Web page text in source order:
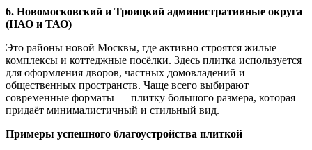
6. Новомосковский и Троицкий административные округа
(НАО и ТАО)
Это районы новой Москвы, где активно строятся жилые
комплексы и коттеджные посёлки. Здесь плитка используется
для оформления дворов, частных домовладений и
общественных пространств. Чаще всего выбирают
современные форматы — плитку большого размера, которая
придаёт минималистичный и стильный вид.
Примеры успешного благоустройства плиткой